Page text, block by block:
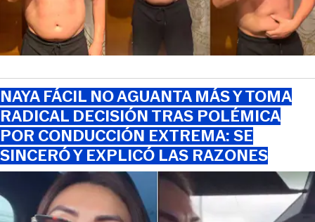
NAYA FÁCIL NO AGUANTA MÁS Y TOMA
RADICAL DECISIÓN TRAS POLÉMICA
POR CONDUCCIÓN EXTREMA: SE
SINCERÓ Y EXPLICÓ LAS RAZONES